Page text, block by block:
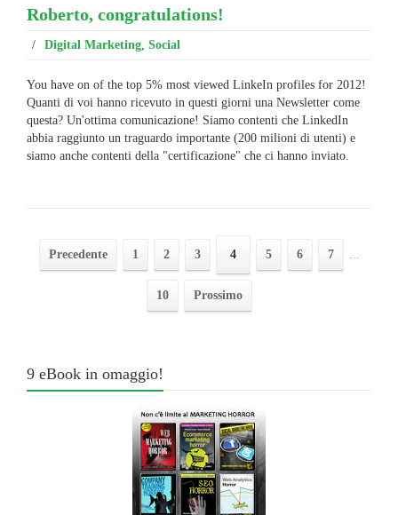
Roberto, congratulations!
/ Digital Marketing Social
You have on of the top 5% most viewed LinkeIn profiles for 2012!
Quanti di voi hanno ricevuto in questi giorni una Newsletter come
questa? Un'ottima comunicazione! Siamo contenti che LinkedIn
abbia raggiunto un traguardo importante (200 milioni di utenti) e
siamo anche contenti della "certificazione" che ci hanno inviato.
Precedente 1 2 3 4 5 6 7
10 Prossimo
9 eBook in omaggio!